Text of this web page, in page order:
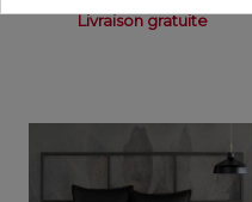
Livraison gratuite